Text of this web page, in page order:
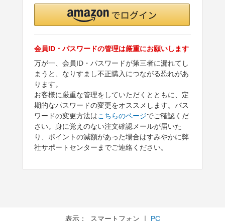
会員ID・パスワードの管理は厳重にお願いします
万が一、会員ID・パスワードが第三者に漏れてし
まうと、なりすまし不正購入につながる恐れがあ
ります。
お客様に厳重な管理をしていただくとともに、定
期的なパスワードの変更をオススメします。パス
ワードの変更方法はこちらのページでご確認くだ
さい。身に覚えのない注文確認メールが届いた
り、ポイントの減額があった場合はすみやかに弊
社サポートセンターまでご連絡ください。
表示： スマートフォン ｜ PC